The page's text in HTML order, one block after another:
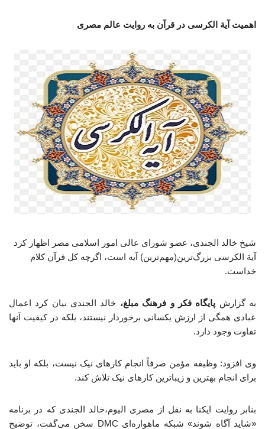
اهمیت آیة الکرسی در قرآن به روایت عالم مصری
شیخ خالد الجندی، عضو شورای عالی امور اسلامی مصر اظهار کرد
آیة الکرسی بزرگ‌ترین(مهم‌ترین) آیه است، اگرچه کل قرآن کلام
خداست.
به گزارش پایگاه فکر و فرهنگ مبلغ، خالد الجندی بیان کرد اعمال
عبادی همگی از ارزش یکسانی برخوردار نیستند، بلکه در کیفیت آنها
تفاوت وجود دارد.
وی افزود: وظیفه مؤمن صرفاً انجام کارهای نیک نیست، بلکه او باید
برای انجام بهترین و زیباترین کارهای نیک تلاش کند.
بنابر روایت ایکنا به نقل از مصری الیوم،خالد الجندی که در برنامه
«شاید آگاه شوند» شبکه ماهواره‌ای DMC سخن می‌گفت، توضیح